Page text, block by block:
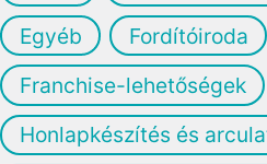
Egyéb
Fordítóiroda
Franchise-lehetőségek
Honlapkészítés és